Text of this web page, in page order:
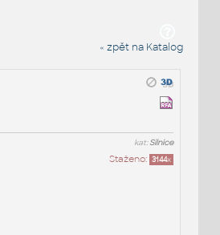
« zpět na Katalog
kat:Silnice
Staženo: 3144x